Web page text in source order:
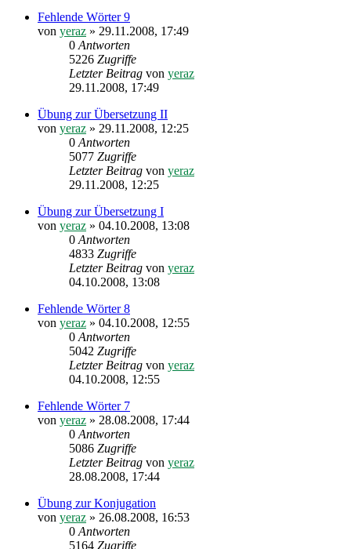
Fehlende Wörter 9
von yeraz » 29.11.2008, 17:49
0 Antworten
5226 Zugriffe
Letzter Beitrag von yeraz
29.11.2008, 17:49
Übung zur Übersetzung II
von yeraz » 29.11.2008, 12:25
0 Antworten
5077 Zugriffe
Letzter Beitrag von yeraz
29.11.2008, 12:25
Übung zur Übersetzung I
von yeraz » 04.10.2008, 13:08
0 Antworten
4833 Zugriffe
Letzter Beitrag von yeraz
04.10.2008, 13:08
Fehlende Wörter 8
von yeraz » 04.10.2008, 12:55
0 Antworten
5042 Zugriffe
Letzter Beitrag von yeraz
04.10.2008, 12:55
Fehlende Wörter 7
von yeraz » 28.08.2008, 17:44
0 Antworten
5086 Zugriffe
Letzter Beitrag von yeraz
28.08.2008, 17:44
Übung zur Konjugation
von yeraz » 26.08.2008, 16:53
0 Antworten
5164 Zugriffe